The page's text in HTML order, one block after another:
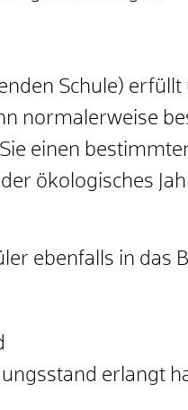
Schule) erfüllt
normalerweise
einen
ökologisches
ebenfalls in das
erlangt